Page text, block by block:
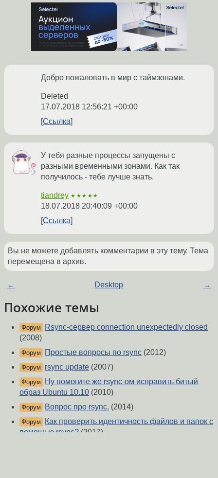
Добро пожаловать в мир с таймзонами.
Deleted
17.07.2018 12:56:21 +00:00
Ссылка
У тебя разные процессы запущены с
разными временными зонами. Как так
получилось - тебе лучше знать.
tiandrey ★★★★★
18.07.2018 20:40:09 +00:00
Ссылка
Вы не можете добавлять комментарии в эту тему. Тема
перемещена в архив.
← Desktop →
Похожие темы
Форум
Rsync-сервер connection unexpectedly closed
(2008)
Форум Простые вопросы по rsync (2012)
Форум rsync update (2007)
Форум
Ну помогите же rsync-ом исправить битый
образ Ubuntu 10.10 (2010)
Форум Вопрос про rsync. (2014)
Форум
Как проверить идентичность файлов и папок с
помощью rsync? (2017)